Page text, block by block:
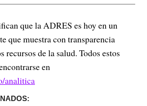
que la ADRES es hoy en un
que muestra con transparencia
recursos de la salud. Todos estos
en
analitica